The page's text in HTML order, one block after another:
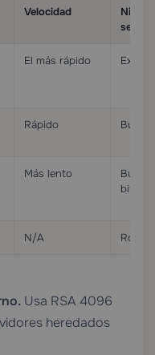
Velocidad
Nivel
El más rápido
Rápido Bueno
Más lento
bits)
N/A Roto
Usa RSA 4096
heredados